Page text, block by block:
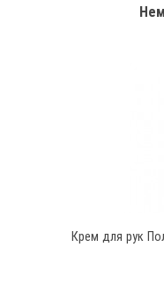
Крем для рук